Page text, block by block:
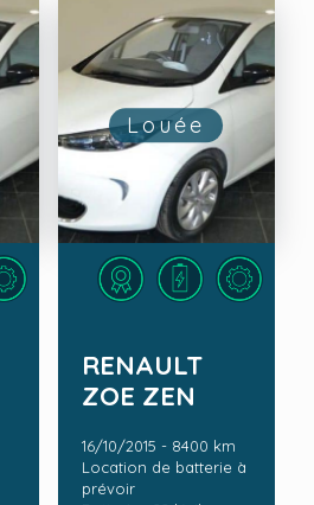
Louée
RENAULT
ZOE ZEN
16/10/2015 - 8400 km
Location de batterie à
prévoir